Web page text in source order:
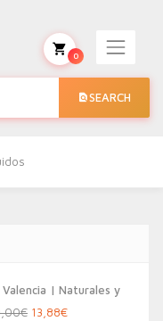
SEARCH
0
| Naturales y
€ El
13,88€El